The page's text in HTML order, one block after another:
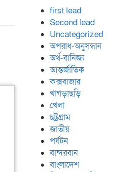
first lead
Second lead
Uncategorized
অপরাধ-অনুসন্ধান
অর্থ-বানিজ্য
আন্তর্জাতিক
কক্সবাজার
খাগড়াছড়ি
খেলা
চট্রগ্রাম
জাতীয়
পর্যটন
বান্দরবান
বাংলাদেশ